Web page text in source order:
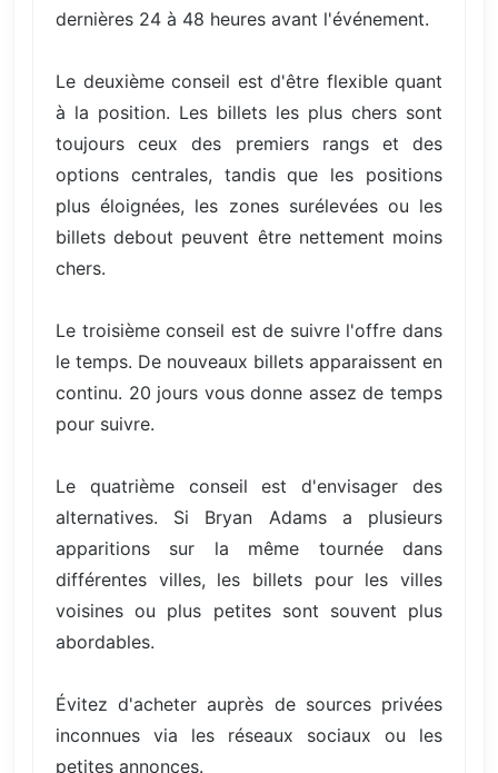
dernières 24 à 48 heures avant l'événement.
Le deuxième conseil est d'être flexible quant
à la position. Les billets les plus chers sont
toujours ceux des premiers rangs et des
options centrales, tandis que les positions
plus éloignées, les zones surélevées ou les
billets debout peuvent être nettement moins
chers.
Le troisième conseil est de suivre l'offre dans
le temps. De nouveaux billets apparaissent en
continu. 20 jours vous donne assez de temps
pour suivre.
Le quatrième conseil est d'envisager des
alternatives. Si Bryan Adams a plusieurs
apparitions sur la même tournée dans
différentes villes, les billets pour les villes
voisines ou plus petites sont souvent plus
abordables.
Évitez d'acheter auprès de sources privées
inconnues via les réseaux sociaux ou les
petites annonces.